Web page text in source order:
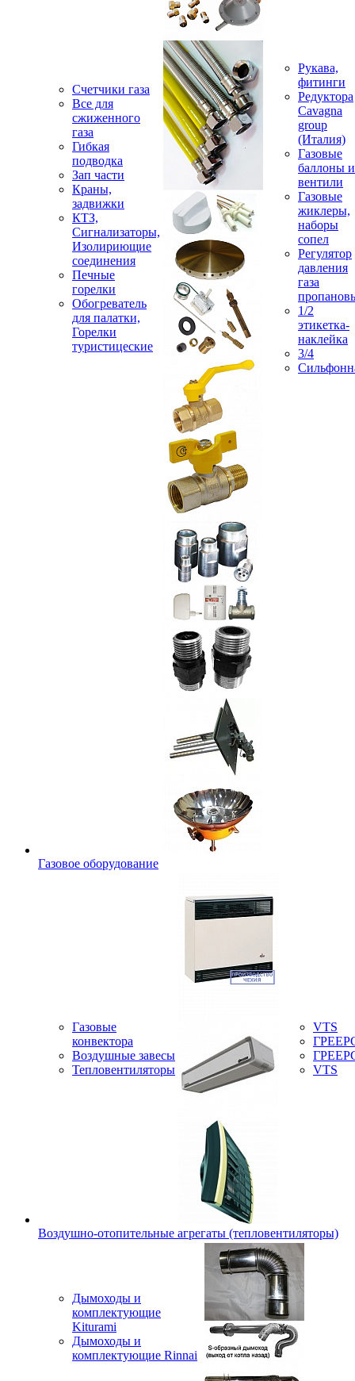
Счетчики газа
Все для
сжиженного
газа
Гибкая
подводка
Зап части
Краны,
задвижки
КТЗ,
Сигнализаторы,
Изолириющие
соединения
Печные
горелки
Обогреватель
для палатки,
Горелки
туристицеские
Рукава,
фитинги
Редуктора
Cavagna
group
(Италия)
Газовые
баллоны и
вентили
Газовые
жиклеры,
наборы
сопел
Регулятор
давления
газа
1/2
этикетка-
наклейка
3/4
Газовое оборудование
Газовые
конвектора
Воздушные завесы
Тепловентиляторы
VTS
VTS
Воздушно-отопительные агрегаты (тепловентиляторы)
Дымоходы и
комплектующие
Kiturami
Дымоходы и
комплектующие Rinnai